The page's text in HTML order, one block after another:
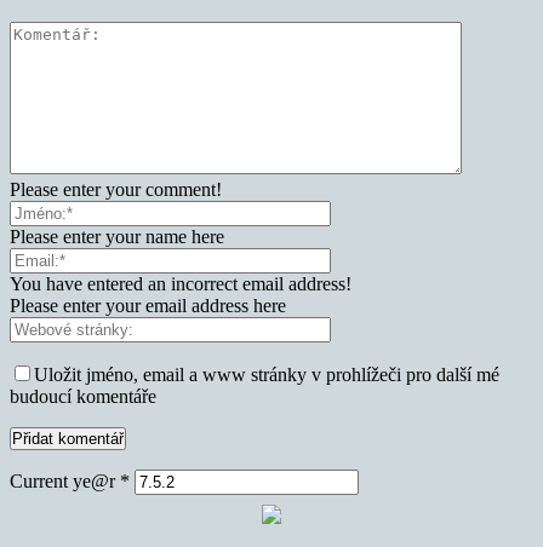
Please enter your comment!
Please enter your name here
You have entered an incorrect email address!
Please enter your email address here
Uložit jméno, email a www stránky v prohlížeči pro další mé
budoucí komentáře
Current ye@r *